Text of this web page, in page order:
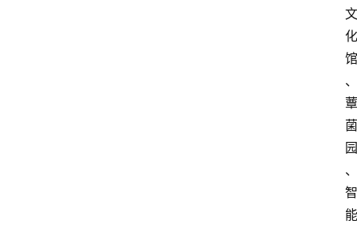
文
化
馆
、
蕈
菌
园
、
智
能